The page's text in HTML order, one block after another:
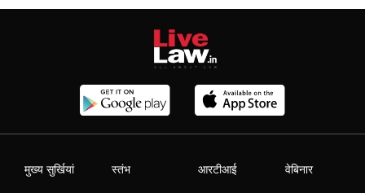
मुख्य सुर्खियां स्तंभ आरटीआई वेबिनार